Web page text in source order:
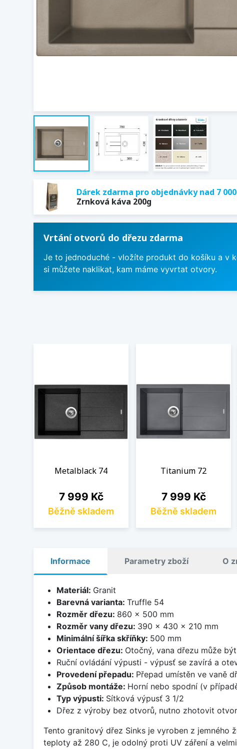
Dárek zdarma pro objednávky nad 7 000
Zrnková káva 200g
Vrtání otvorů do dřezu zdarma
Je to jednoduché - vložíte produkt do košíku a v
si můžete naklikat, kam máme vyvrtat otvory.
Metalblack 74
Cena
7 999 Kč
Běžně skladem
Titanium 72
Cena
7 999 Kč
Běžně skladem
Informace Parametry zboží O
Materiál: Granit
Barevná varianta: Truffle 54
Rozměr dřezu: 860 x 500 mm
Rozměr vany dřezu: 390 x 430 x 210 mm
Minimální šířka skříňky: 500 mm
Orientace dřezu: Otočný, vana dřezu může
Ruční ovládání výpusti - výpusť se zavírá a
Provedení přepadu: Přepad umístěn ve vaně
Způsob montáže: Horní nebo spodní (v
Typ výpusti: Sítková výpusť 3 1/2
Dřez z výroby bez otvorů, nutno zhotovit
Tento granitový dřez Sinks je vyroben z jemného
teploty až 280 C, je odolný proti UV záření a